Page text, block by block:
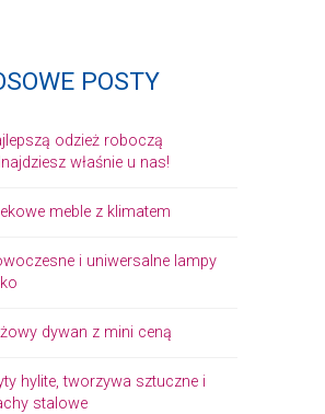
POSTY
odzież roboczą
właśnie u nas!
meble z klimatem
i uniwersalne lampy
dywan z mini ceną
hylite, tworzywa sztuczne i
stalowe